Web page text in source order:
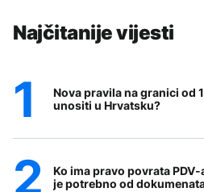
Najčitanije vijesti
Nova pravila na granici od
unositi u Hrvatsku?
Ko ima pravo povrata
je potrebno od